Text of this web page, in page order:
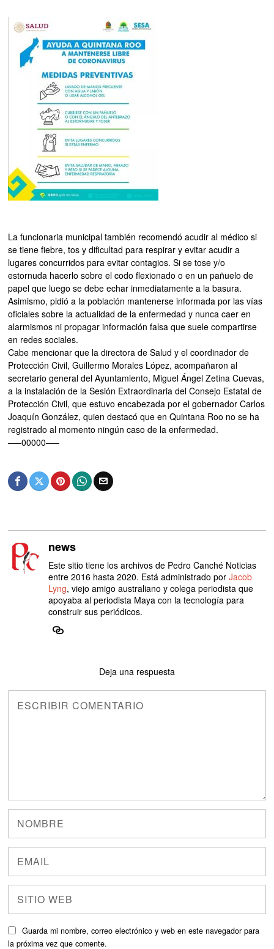
La funcionaria municipal también recomendó acudir al médico si
se tiene fiebre, tos y dificultad para respirar y evitar acudir a
lugares concurridos para evitar contagios. Si se tose y/o
estornuda hacerlo sobre el codo flexionado o en un pañuelo de
papel que luego se debe echar inmediatamente a la basura.
Asimismo, pidió a la población mantenerse informada por las vías
oficiales sobre la actualidad de la enfermedad y nunca caer en
alarmismos ni propagar información falsa que suele compartirse
en redes sociales.
Cabe mencionar que la directora de Salud y el coordinador de
Protección Civil, Guillermo Morales López, acompañaron al
secretario general del Ayuntamiento, Miguel Ángel Zetina Cuevas,
a la instalación de la Sesión Extraordinaria del Consejo Estatal de
Protección Civil, que estuvo encabezada por el gobernador Carlos
Joaquín González, quien destacó que en Quintana Roo no se ha
registrado al momento ningún caso de la enfermedad.
—–00000—–
news
Este sitio tiene los archivos de Pedro Canché Noticias
entre 2016 hasta 2020. Está administrado porJacob
Lyng, viejo amigo australiano y colega periodista que
apoyaba al periodista Maya con la tecnología para
construir sus periódicos.
Deja una respuesta
Guarda mi nombre, correo electrónico y web en este navegador para
la próxima vez que comente.